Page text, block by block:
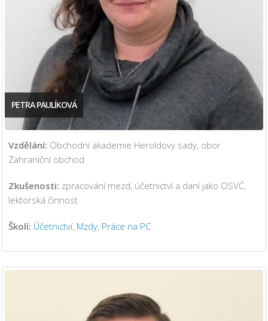
PETRA PAULÍKOVÁ
Vzdělání: Obchodní akademie Heroldovy sady, obor
Zahraniční obchod
Zkušenosti: zpracování mezd, účetnictví a daní jako OSVČ,
lektorská činnost
Školí: Účetnictví, Mzdy, Práce na PC